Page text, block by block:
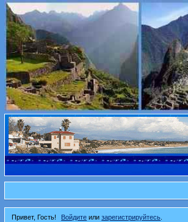
Привет, Гость! Войдите илизарегистрируйтесь